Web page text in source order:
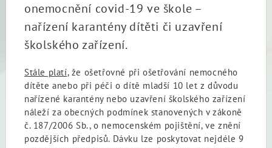
onemocnění covid-19 ve škole –
nařízení karantény dítěti či uzavření
školského zařízení.
Stále platí, že ošetřovné při ošetřování nemocného
dítěte anebo při péči o dítě mladší 10 let z důvodu
nařízené karantény nebo uzavření školského zařízení
náleží za obecných podmínek stanovených v zákoně
č. 187/2006 Sb., o nemocenském pojištění, ve znění
pozdějších předpisů. Dávku lze poskytovat nejdéle 9